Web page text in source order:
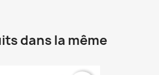
dans la même